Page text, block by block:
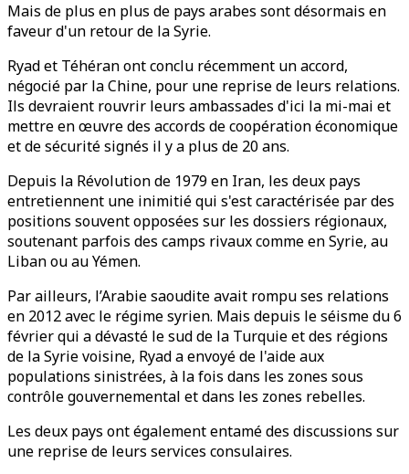
Mais de plus en plus de pays arabes sont désormais en
faveur d'un retour de la Syrie.
Ryad et Téhéran ont conclu récemment un accord,
négocié par la Chine, pour une reprise de leurs relations.
Ils devraient rouvrir leurs ambassades d'ici la mi-mai et
mettre en œuvre des accords de coopération économique
et de sécurité signés il y a plus de 20 ans.
Depuis la Révolution de 1979 en Iran, les deux pays
entretiennent une inimitié qui s'est caractérisée par des
positions souvent opposées sur les dossiers régionaux,
soutenant parfois des camps rivaux comme en Syrie, au
Liban ou au Yémen.
Par ailleurs, l’Arabie saoudite avait rompu ses relations
en 2012 avec le régime syrien. Mais depuis le séisme du 6
février qui a dévasté le sud de la Turquie et des régions
de la Syrie voisine, Ryad a envoyé de l'aide aux
populations sinistrées, à la fois dans les zones sous
contrôle gouvernemental et dans les zones rebelles.
Les deux pays ont également entamé des discussions sur
une reprise de leurs services consulaires.